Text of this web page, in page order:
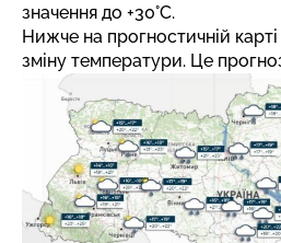
значення до +30°C.
Нижче на прогностичній
зміну температури. Це